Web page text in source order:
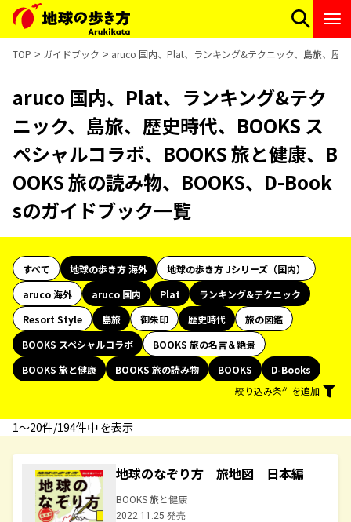
TOP ガイドブック aruco 国内、Plat、ランキング&テクニック、島旅、歴
aruco 国内、Plat、ランキング&テク
ニック、島旅、歴史時代、BOOKS ス
ペシャルコラボ、BOOKS 旅と健康、B
OOKS 旅の読み物、BOOKS、D-Book
sのガイドブック一覧
すべて 地球の歩き方 海外
地球の歩き方 Jシリーズ（国内）
aruco 海外
aruco 国内 Plat
ランキング&テクニック
Resort Style
島旅 御朱印 歴史時代
旅の図鑑
BOOKS スペシャルコラボ
BOOKS 旅の名言＆絶景
BOOKS 旅と健康
BOOKS 旅の読み物 BOOKS
D-Books
絞り込み条件を追加
1〜20件/194件中 を表示
地球のなぞり方 旅地図 日本編
BOOKS 旅と健康
2022.11.25 発売